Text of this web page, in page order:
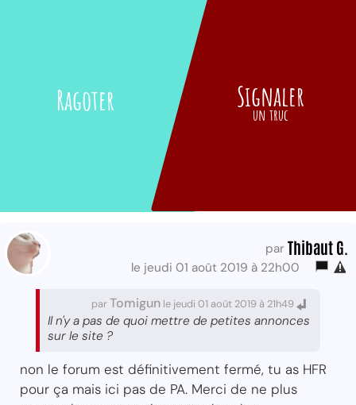
Ragoter Signaler
un truc
par Thibaut G.
le jeudi 01 août 2019 à 22h00
parTomigun le jeudi 01 août 2019 à 21h49
Il n'y a pas de quoi mettre de petites annonces
sur le site ?
non le forum est définitivement fermé, tu as HFR
pour ça mais ici pas de PA. Merci de ne plus